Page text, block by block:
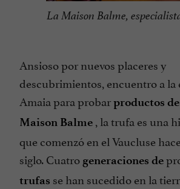
La Maison Balme,
Ansioso por nuevos placeres y
descubrimientos, encuentro a la
Amaia para probarproductos
Maison Balme , la trufa es una
que comenzó en el Vaucluse
siglo. Cuatro generaciones de
trufas se han sucedido en la